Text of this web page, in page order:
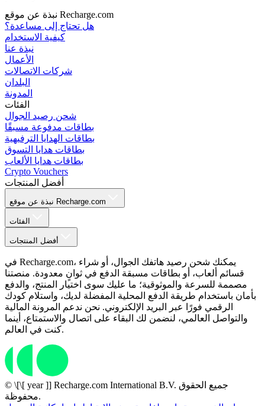
نبذة عن موقع Recharge.com
هل تحتاج إلى مساعدة؟
كيفية الاستخدام
نبذة عنا
الأعمال
شركات الاتصالات
البلدان
المدونة
الفئات
شحن رصيد الجوال
بطاقات مدفوعة مسبقًا
بطاقات الهدايا الترفيهية
بطاقات هدايا التسوق
بطاقات هدايا الألعاب
Crypto Vouchers
أفضل المنتجات
نبذة عن موقع Recharge.com
الفئات
أفضل المنتجات
في Recharge.com، يمكنك شحن رصيد هاتفك الجوال، أو شراء
قسائم ألعاب، أو بطاقات مسبقة الدفع في ثوانٍ معدودة. منصتنا
مصممة للسرعة والموثوقية؛ ما عليك سوى اختيار المنتج، والدفع
بأمان باستخدام طريقة الدفع المحلية المفضلة لديك، واستلام كودك
الرقمي فورًا عبر البريد الإلكتروني. نحن ندعم المرونة المالية
والتواصل العالمي، لنضمن لك البقاء على اتصال والاستمتاع، أينما
كنت في العالم.
© \[\[ year ]] Recharge.com International B.V. جميع الحقوق
محفوظة.